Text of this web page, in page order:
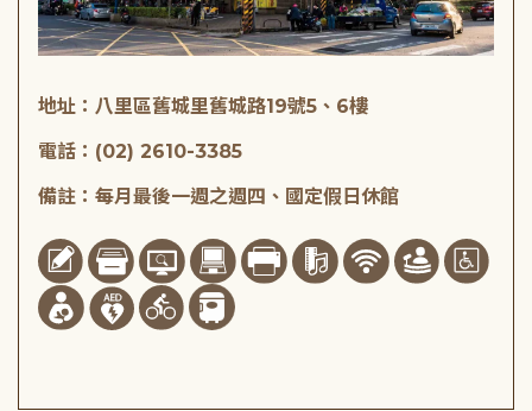
地址：八里區舊城里舊城路19號5、6樓
電話：(02) 2610-3385
備註：每月最後一週之週四、國定假日休館